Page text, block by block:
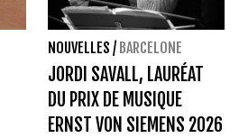
NOUVELLES / BARCELONE
JORDI SAVALL, LAURÉAT
DU PRIX DE MUSIQUE
ERNST VON SIEMENS 2026